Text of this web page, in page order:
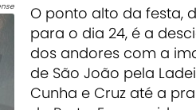
O ponto alto da festa,
para o dia 24, é a
dos andores com a
de São João pela
Cunha e Cruz até a